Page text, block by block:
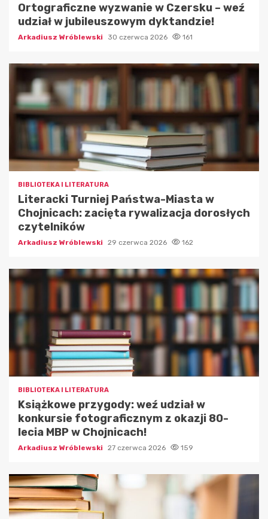
Ortograficzne wyzwanie w Czersku – weź
udział w jubileuszowym dyktandzie!
Arkadiusz Wróblewski 30 czerwca 2026 161
BIBLIOTEKA I LITERATURA
Literacki Turniej Państwa-Miasta w
Chojnicach: zacięta rywalizacja dorosłych
czytelników
Arkadiusz Wróblewski 29 czerwca 2026 162
BIBLIOTEKA I LITERATURA
Książkowe przygody: weź udział w
konkursie fotograficznym z okazji 80-
lecia MBP w Chojnicach!
Arkadiusz Wróblewski 27 czerwca 2026 159